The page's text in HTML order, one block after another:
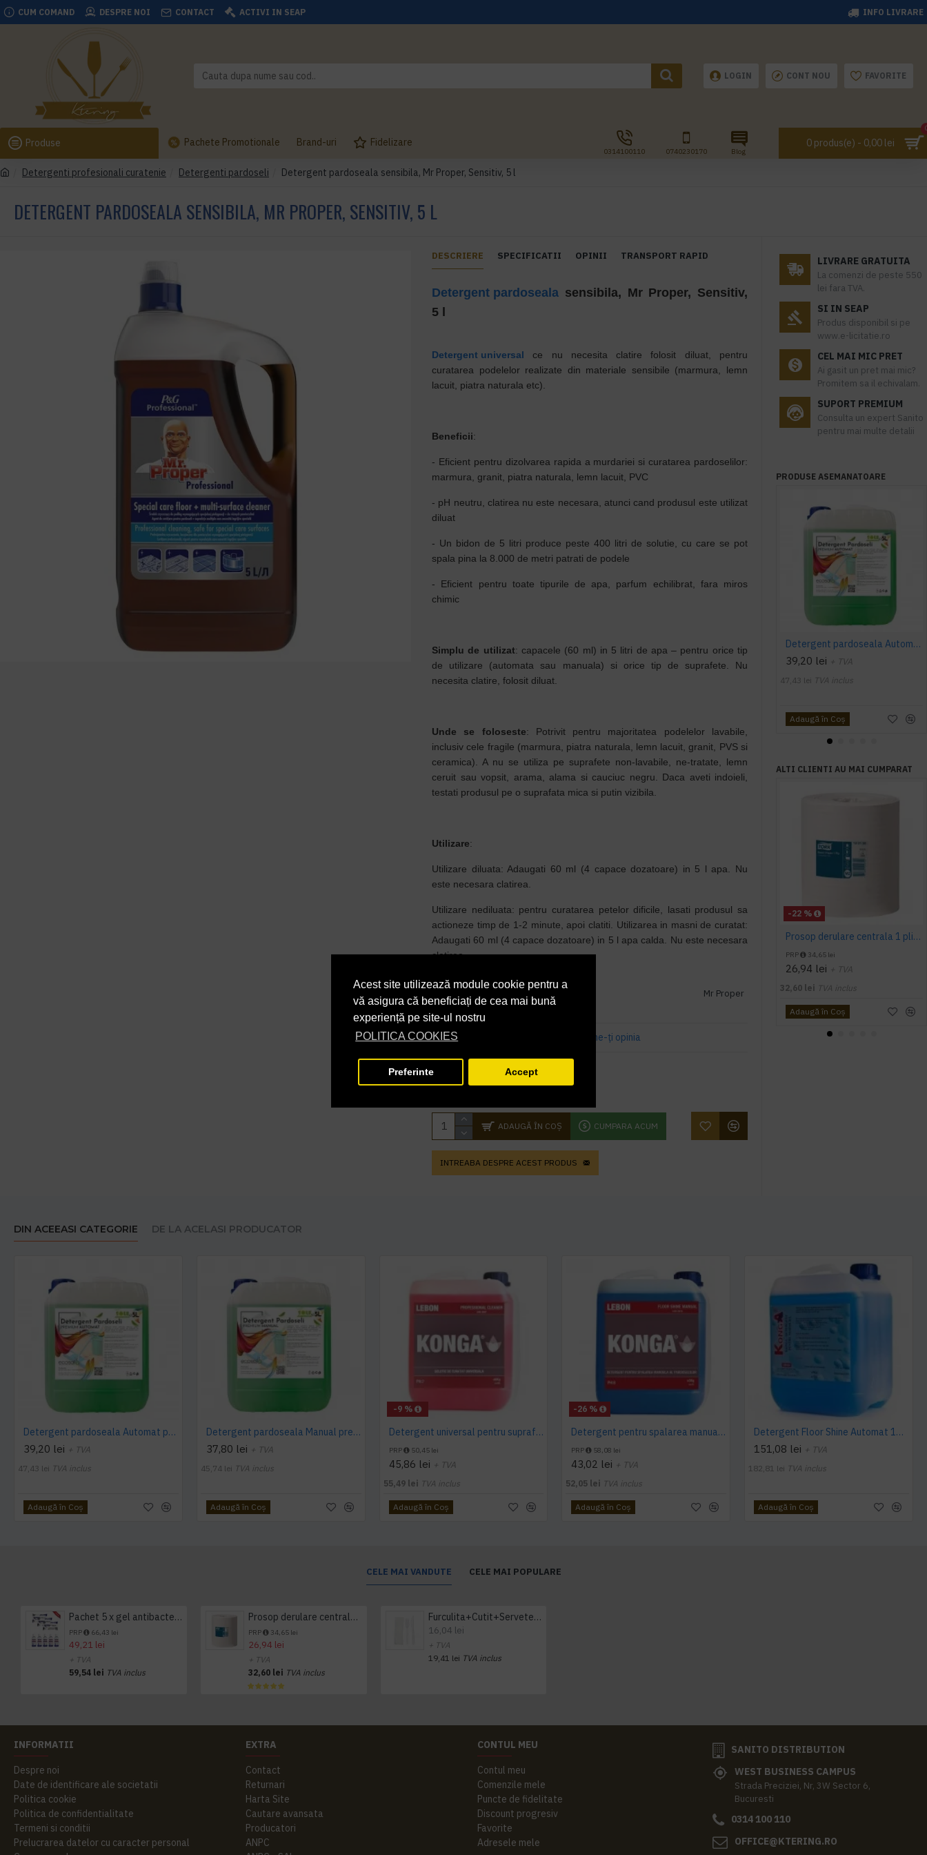
Acest site utilizează module cookie pentru a
vă asigura că beneficiați de cea mai bună
experiență pe site-ul nostru
POLITICA COOKIES
Preferinte Accept
CUM COMAND DESPRE NOI CONTACT ACTIVI IN SEAP INFO LIVRARE
LOGIN CONT NOU FAVORITE
Produse Pachete Promotionale Brand-uri Fidelizare
0314100110 0740230170 Blog
0 produs(e) - 0,00 lei
Detergenti profesionali curatenie Detergenti pardoseli Detergent pardoseala sensibila, Mr Proper, Sensitiv, 5 l
DETERGENT PARDOSEALA SENSIBILA, MR PROPER, SENSITIV, 5 L
DESCRIERE SPECIFICATII OPINII TRANSPORT RAPID
Detergent pardoseala sensibila, Mr Proper, Sensitiv,
5 l
Detergent universal ce nu necesita clatire folosit diluat, pentru
curatarea podelelor realizate din materiale sensibile (marmura, lemn
lacuit, piatra naturala etc).
Beneficii:
- Eficient pentru dizolvarea rapida a murdariei si curatarea pardoselilor:
marmura, granit, piatra naturala, lemn lacuit, PVC
- pH neutru, clatirea nu este necesara, atunci cand produsul este utilizat
diluat
- Un bidon de 5 litri produce peste 400 litri de solutie, cu care se pot
spala pina la 8.000 de metri patrati de podele
- Eficient pentru toate tipurile de apa, parfum echilibrat, fara miros
chimic
Simplu de utilizat: capacele (60 ml) in 5 litri de apa – pentru orice tip
de utilizare (automata sau manuala) si orice tip de suprafete. Nu
necesita clatire, folosit diluat.
Unde se foloseste: Potrivit pentru majoritatea podelelor lavabile,
inclusiv cele fragile (marmura, piatra naturala, lemn lacuit, granit, PVS si
ceramica). A nu se utiliza pe suprafete non-lavabile, ne-tratate, lemn
ceruit sau vopsit, arama, alama si cauciuc negru. Daca aveti indoieli,
testati produsul pe o suprafata mica si putin vizibila.
Utilizare:
Utilizare diluata: Adaugati 60 ml (4 capace dozatoare) in 5 l apa. Nu
este necesara clatirea.
Utilizare nediluata: pentru curatarea petelor dificile, lasati produsul sa
actioneze timp de 1-2 minute, apoi clatiti. Utilizarea in masni de curatat:
Adaugati 60 ml (4 capace dozatoare) in 5 l apa calda. Nu este necesara
clatirea.
DISPONIBILITATE: În Stoc
COD PRODUS: RT_PG200400buc
Mr Proper
Spune-ţi opinia
82,01 lei+ TVA
ADAUGĂ ÎN COŞ CUMPARA ACUM
INTREABA DESPRE ACEST PRODUS
LIVRARE GRATUITA
La comenzi de peste 550
lei fara TVA.
SI IN SEAP
Produs disponibil si pe
www.e-licitatie.ro
CEL MAI MIC PRET
Ai gasit un pret mai mic?
Promitem sa il echivalam.
SUPORT PREMIUM
Consulta un expert Sanito
pentru mai multe detalii
PRODUSE ASEMANATOARE
Detergent pardoseala Automat premium AQAS
39,20 lei + TVA
47,43 lei TVA inclus
Adaugă în Coş
ALTI CLIENTI AU MAI CUMPARAT
-22 %
Prosop derulare centrala 1 pliu, 300 m Tork
PRP 34,65 lei
26,94 lei + TVA
32,60 lei TVA inclus
Adaugă în Coş
DIN ACEEASI CATEGORIE DE LA ACELASI PRODUCATOR
Detergent pardoseala Automat premium AQAS
39,20 lei + TVA
47,43 lei TVA inclus
Adaugă în Coş
Detergent pardoseala Manual premium 5L Canistra AQAS
37,80 lei + TVA
45,74 lei TVA inclus
Adaugă în Coş
-9 %
Detergent universal pentru suprafete, Professional Cleaner, Konga, 5 L
PRP 50,45 lei
45,86 lei + TVA
55,49 lei TVA inclus
Adaugă în Coş
-26 %
Detergent pentru spalarea manuala a pardoselilor, Dilutie 1:100, Floor Shine Manual, Konga, 5L
PRP 58,08 lei
43,02 lei + TVA
52,05 lei TVA inclus
Adaugă în Coş
Detergent Floor Shine Automat 10 L Konga
151,08 lei + TVA
182,81 lei TVA inclus
Adaugă în Coş
CELE MAI VANDUTE CELE MAI POPULARE
Pachet 5 x gel antibacterian 50ml si 3 x Servetele antibacteriene 48 buc Hygienium
PRP 66,43 lei
49,21 lei
+ TVA
59,54 lei TVA inclus
Prosop derulare centrala 1 pliu, 300 m Tork
PRP 34,65 lei
26,94 lei
+ TVA
32,60 lei TVA inclus
Furculita+Cutit+Servetel 100buc/set
16,04 lei
+ TVA
19,41 lei TVA inclus
INFORMATII
Despre noi
Date de identificare ale societatii
Politica cookie
Politica de confidentialitate
Termeni si conditii
Prelucrarea datelor cu caracter personal
EXTRA
Contact
Returnari
Harta Site
Cautare avansata
Producatori
ANPC
CONTUL MEU
Contul meu
Comenzile mele
Puncte de fidelitate
Discount progresiv
Favorite
Adresele mele
SANITO DISTRIBUTION
WEST BUSINESS CAMPUS
Strada Preciziei, Nr, 3W Sector 6,
Bucuresti
0314 100 110
OFFICE@KTERING.RO